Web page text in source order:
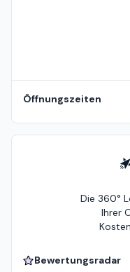
Öffnungszeiten
Die 360°
Ihrer
Bewertungsradar